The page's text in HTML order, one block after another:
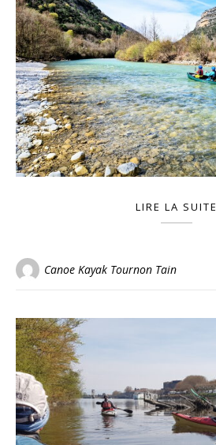
LIRE LA SUITE
Canoe Kayak Tournon Tain